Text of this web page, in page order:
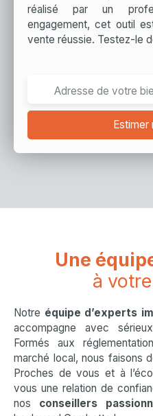
réalisé par un
engagement, cet outil
vente réussie. Testez-le
Adresse de votre
Estimer
Une
à
Notre équipe d’experts
accompagne avec
Formés aux
marché local, nous faisons
Proches de vous et à
vous une relation de
nos conseillers